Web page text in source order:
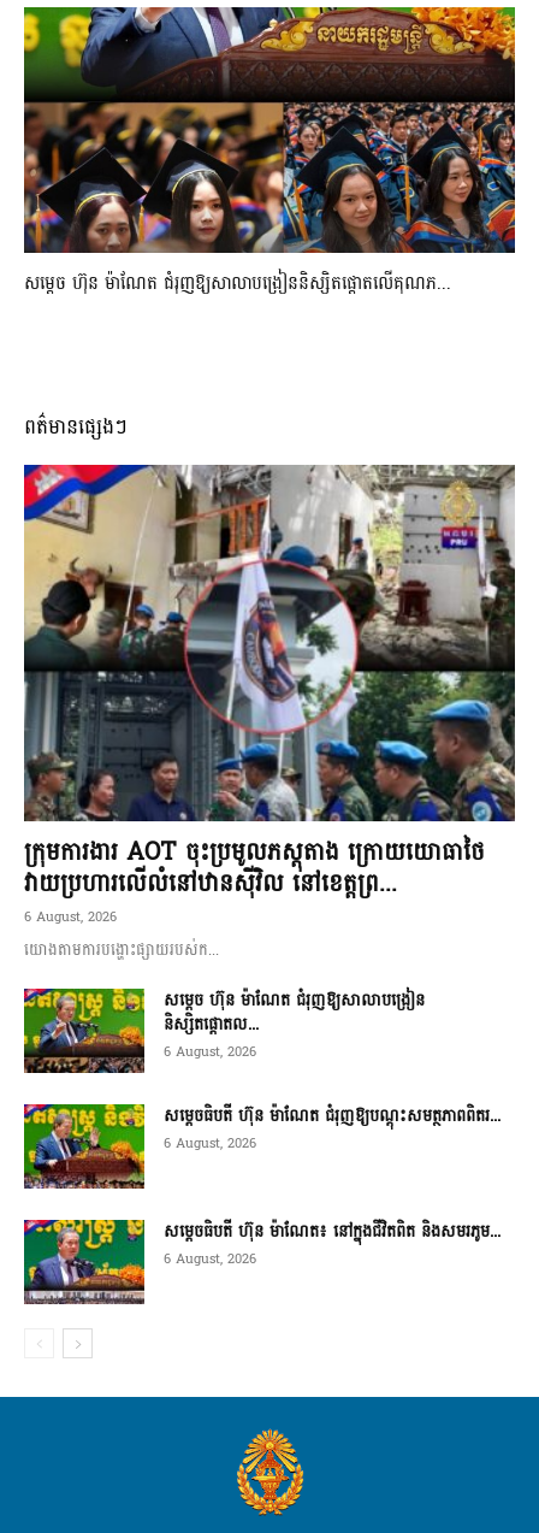
សម្តេច ហ៊ុន ម៉ាណែត ជំរុញឱ្យសាលាបង្រៀននិស្សិតផ្តោតលើគុណភ...
ពត៌មានផ្សេងៗ
ក្រុមការងារ AOT ចុះប្រមូលភស្តុតាង ក្រោយយោធាថៃ
វាយប្រហារលើលំនៅឋានស៊ីវិល នៅខេត្តព្រ...
6 August, 2026
យោងតាមការបង្ហោះផ្សាយរបស់ក...
សម្តេច ហ៊ុន ម៉ាណែត ជំរុញឱ្យសាលាបង្រៀន
និស្សិតផ្តោតល...
6 August, 2026
សម្តេចធិបតី ហ៊ុន ម៉ាណែត ជំរុញឱ្យបណ្តុះសមត្ថភាពពិតរ...
6 August, 2026
សម្តេចធិបតី ហ៊ុន ម៉ាណែត៖ នៅក្នុងជីវិតពិត និងសមរភូម...
6 August, 2026